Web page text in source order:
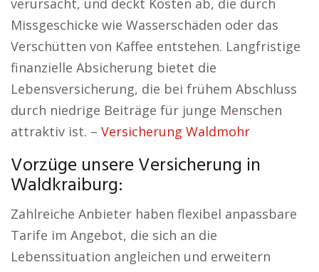
verursacht, und deckt Kosten ab, die durch
Missgeschicke wie Wasserschäden oder das
Verschütten von Kaffee entstehen. Langfristige
finanzielle Absicherung bietet die
Lebensversicherung, die bei frühem Abschluss
durch niedrige Beiträge für junge Menschen
attraktiv ist. – Versicherung Waldmohr
Vorzüge unsere Versicherung in
Waldkraiburg:
Zahlreiche Anbieter haben flexibel anpassbare
Tarife im Angebot, die sich an die
Lebenssituation angleichen und erweitern